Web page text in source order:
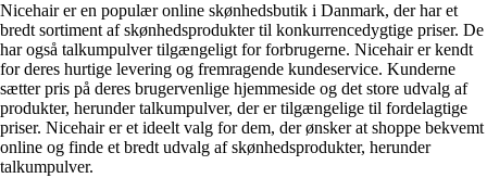
Nicehair er en populær online skønhedsbutik i Danmark, der har et
bredt sortiment af skønhedsprodukter til konkurrencedygtige priser. De
har også talkumpulver tilgængeligt for forbrugerne. Nicehair er kendt
for deres hurtige levering og fremragende kundeservice. Kunderne
sætter pris på deres brugervenlige hjemmeside og det store udvalg af
produkter, herunder talkumpulver, der er tilgængelige til fordelagtige
priser. Nicehair er et ideelt valg for dem, der ønsker at shoppe bekvemt
online og finde et bredt udvalg af skønhedsprodukter, herunder
talkumpulver.